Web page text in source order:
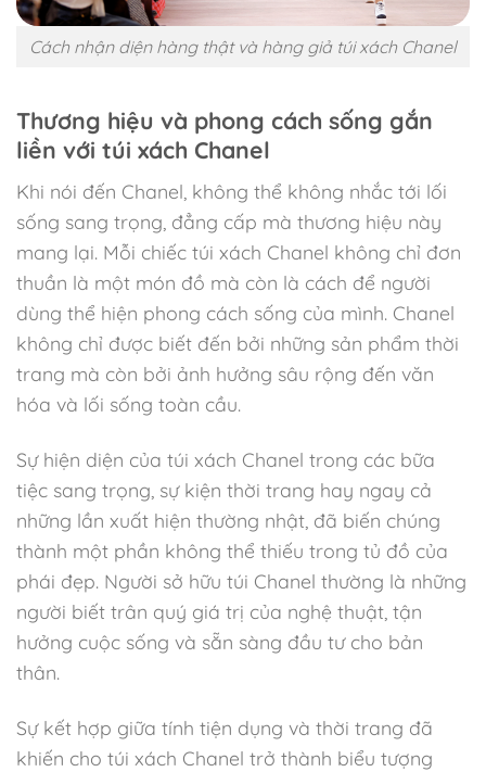
Cách nhận diện hàng thật và hàng giả túi xách Chanel
Thương hiệu và phong cách sống gắn
liền với túi xách Chanel
Khi nói đến Chanel, không thể không nhắc tới lối
sống sang trọng, đẳng cấp mà thương hiệu này
mang lại. Mỗi chiếc túi xách Chanel không chỉ đơn
thuần là một món đồ mà còn là cách để người
dùng thể hiện phong cách sống của mình. Chanel
không chỉ được biết đến bởi những sản phẩm thời
trang mà còn bởi ảnh hưởng sâu rộng đến văn
hóa và lối sống toàn cầu.
Sự hiện diện của túi xách Chanel trong các bữa
tiệc sang trọng, sự kiện thời trang hay ngay cả
những lần xuất hiện thường nhật, đã biến chúng
thành một phần không thể thiếu trong tủ đồ của
phái đẹp. Người sở hữu túi Chanel thường là những
người biết trân quý giá trị của nghệ thuật, tận
hưởng cuộc sống và sẵn sàng đầu tư cho bản
thân.
Sự kết hợp giữa tính tiện dụng và thời trang đã
khiến cho túi xách Chanel trở thành biểu tượng